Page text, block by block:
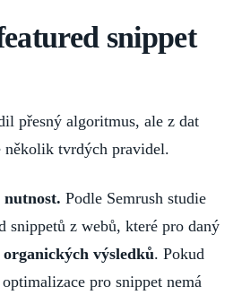
snippet
přesný algoritmus, ale z dat
několik tvrdých pravidel.
nutnost. Podle Semrush studie
snippetů z webů, které pro daný
výsledků. Pokud
pro snippet nemá